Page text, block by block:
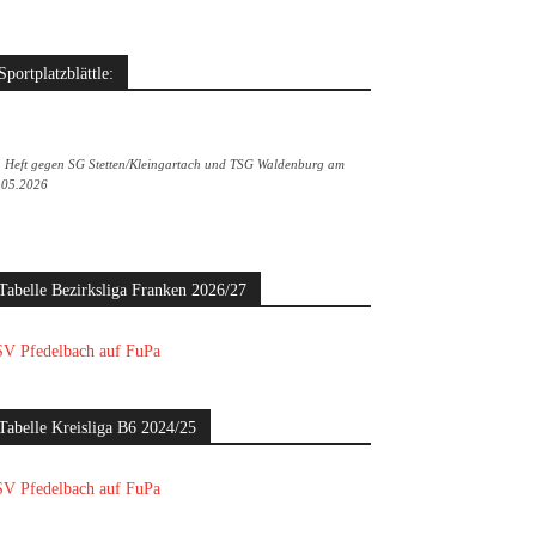
Sportplatzblättle:
Heft gegen SG Stetten/Kleingartach und TSG Waldenburg am
Bezirksliga Franken 2026/27
Pfedelbach auf FuPa
Kreisliga B6 2024/25
Pfedelbach auf FuPa